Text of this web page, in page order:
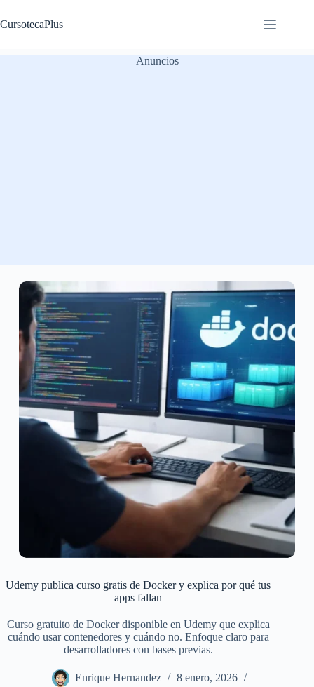
al
contenido
CursotecaPlus
Anuncios
Udemy publica curso gratis de Docker y explica por qué tus
apps fallan
Curso gratuito de Docker disponible en Udemy que explica
cuándo usar contenedores y cuándo no. Enfoque claro para
desarrolladores con bases previas.
Enrique Hernandez
8 enero, 2026